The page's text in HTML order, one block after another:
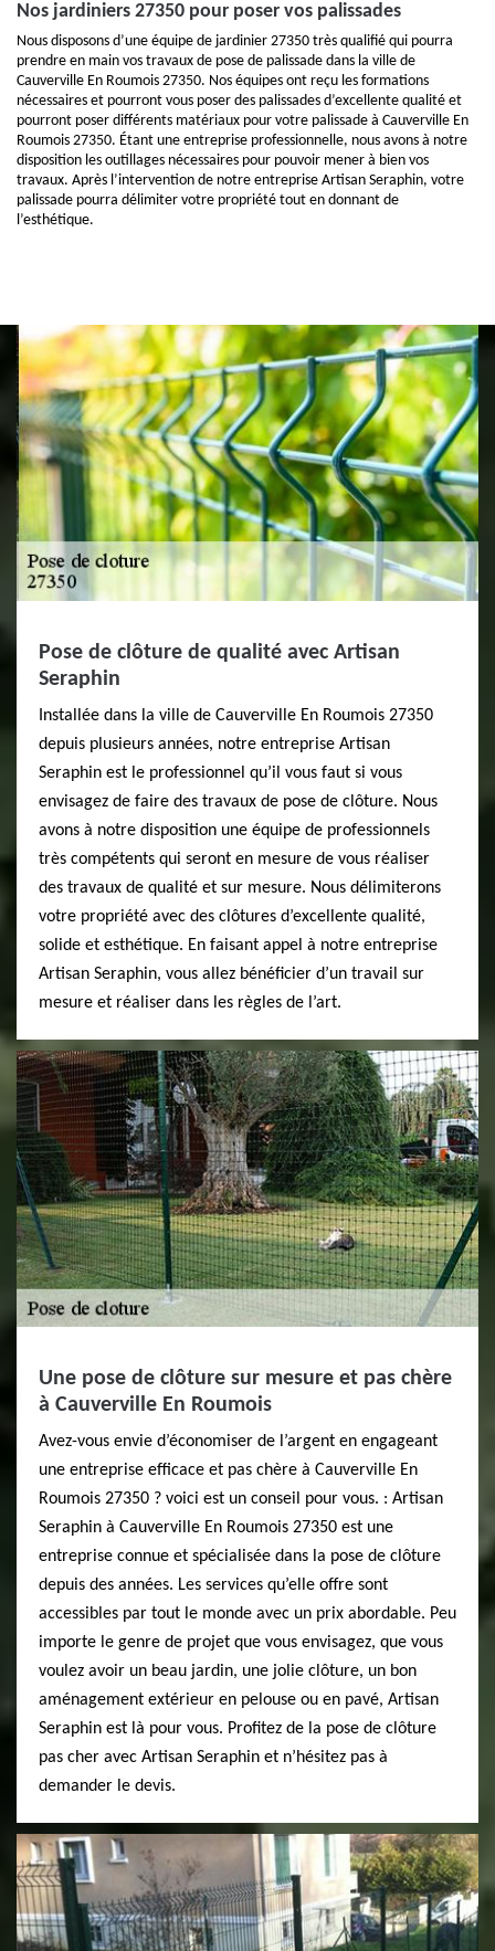
Nos jardiniers 27350 pour poser vos palissades
Nous disposons d’une équipe de jardinier 27350 très qualifié qui pourra
prendre en main vos travaux de pose de palissade dans la ville de
Cauverville En Roumois 27350. Nos équipes ont reçu les formations
nécessaires et pourront vous poser des palissades d’excellente qualité et
pourront poser différents matériaux pour votre palissade à Cauverville En
Roumois 27350. Étant une entreprise professionnelle, nous avons à notre
disposition les outillages nécessaires pour pouvoir mener à bien vos
travaux. Après l’intervention de notre entreprise Artisan Seraphin, votre
palissade pourra délimiter votre propriété tout en donnant de
l’esthétique.
Pose de clôture de qualité avec Artisan
Seraphin
Installée dans la ville de Cauverville En Roumois 27350
depuis plusieurs années, notre entreprise Artisan
Seraphin est le professionnel qu’il vous faut si vous
envisagez de faire des travaux de pose de clôture. Nous
avons à notre disposition une équipe de professionnels
très compétents qui seront en mesure de vous réaliser
des travaux de qualité et sur mesure. Nous délimiterons
votre propriété avec des clôtures d’excellente qualité,
solide et esthétique. En faisant appel à notre entreprise
Artisan Seraphin, vous allez bénéficier d’un travail sur
mesure et réaliser dans les règles de l’art.
Une pose de clôture sur mesure et pas chère
à Cauverville En Roumois
Avez-vous envie d’économiser de l’argent en engageant
une entreprise efficace et pas chère à Cauverville En
Roumois 27350 ? voici est un conseil pour vous. : Artisan
Seraphin à Cauverville En Roumois 27350 est une
entreprise connue et spécialisée dans la pose de clôture
depuis des années. Les services qu’elle offre sont
accessibles par tout le monde avec un prix abordable. Peu
importe le genre de projet que vous envisagez, que vous
voulez avoir un beau jardin, une jolie clôture, un bon
aménagement extérieur en pelouse ou en pavé, Artisan
Seraphin est là pour vous. Profitez de la pose de clôture
pas cher avec Artisan Seraphin et n’hésitez pas à
demander le devis.